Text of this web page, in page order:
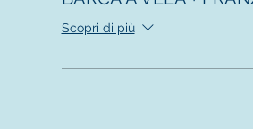
Scopri di più